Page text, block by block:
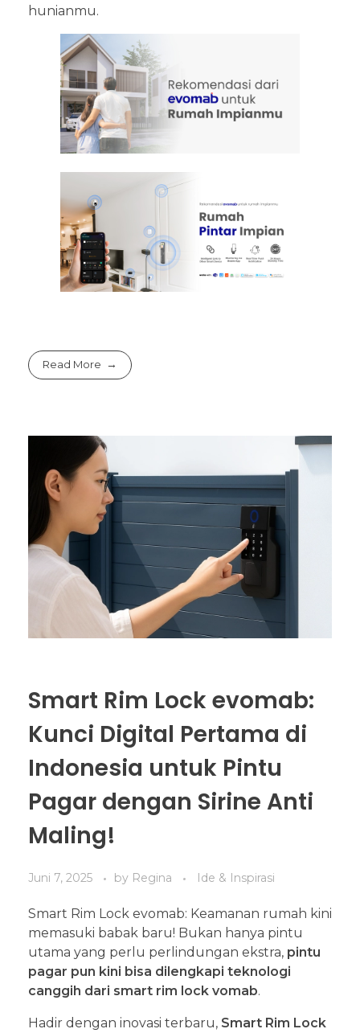
hunianmu.
Read More
Smart Rim Lock evomab:
Kunci Digital Pertama di
Indonesia untuk Pintu
Pagar dengan Sirine Anti
Maling!
Juni 7, 2025 by Regina Ide & Inspirasi
Smart Rim Lock evomab: Keamanan rumah kini
memasuki babak baru! Bukan hanya pintu
utama yang perlu perlindungan ekstra, pintu
pagar pun kini bisa dilengkapi teknologi
canggih dari smart rim lock vomab.
Hadir dengan inovasi terbaru, Smart Rim Lock